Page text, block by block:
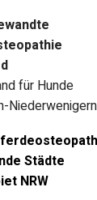
für Hunde
Niederwenigern
Städte
NRW